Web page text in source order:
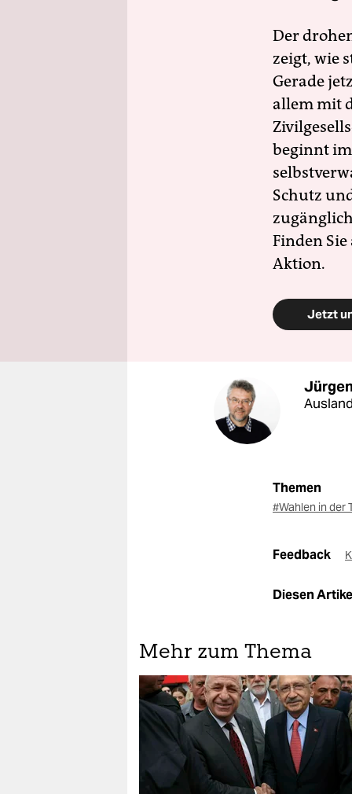
Der
zeigt, wie
Gerade
allem mit
beginnt
Schutz
Finden
Aktion.
Jetzt
Themen
#Wahlen in der
Feedback
Diesen
Mehr zum Thema